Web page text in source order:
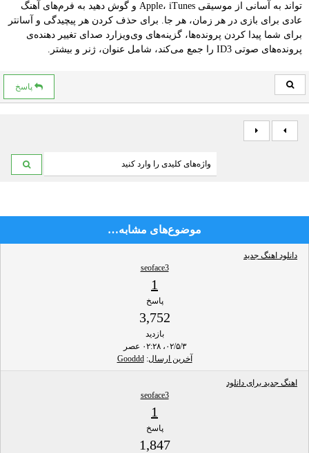
تواند به آسانی از موسیقی Apple، iTunes و گوش دهید به فرم‌های آهنگ
عادی برای بازی در هر زمان، هر جا. برای حذف کردن هر پیچیدگی و آسانتر
برای شما پیدا کردن پرونده‌ها، گزینه‌های وی‌ویزارد صدای تغییر دهنده‌ی
پرونده‌های صوتی ID3 را جمع می‌کند، شامل عنوان، ژنر و بیشتر.
پاسخ
موضوع‌های مشابه…
دانلود اهنگ جدید
seoface3
1
پاسخ
3,752
بازدید
۰۲/۵/۳، ۰۲:۲۸ عصر
آخرین ارسال:
Gooddd
اهنگ جدید برای دانلود
seoface3
1
پاسخ
1,847